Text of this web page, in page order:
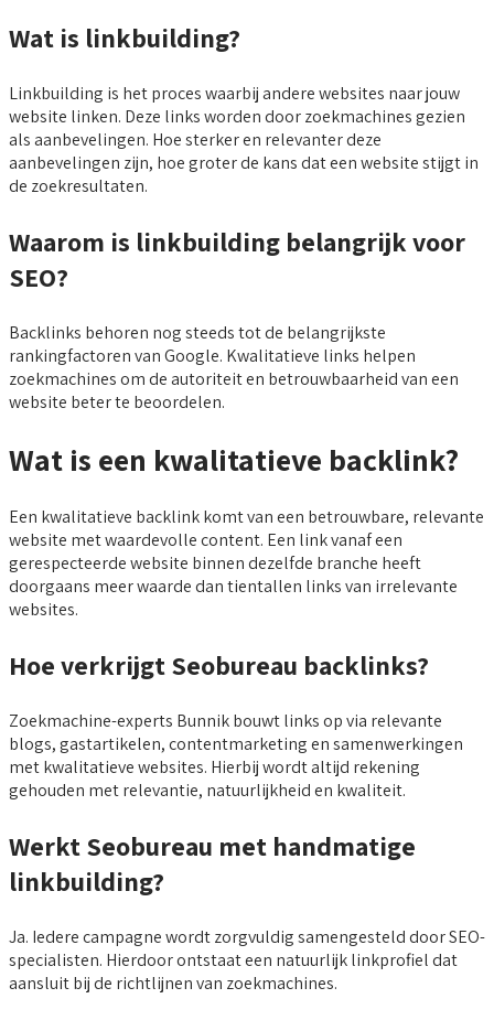
Wat is linkbuilding?
Linkbuilding is het proces waarbij andere websites naar jouw
website linken. Deze links worden door zoekmachines gezien
als aanbevelingen. Hoe sterker en relevanter deze
aanbevelingen zijn, hoe groter de kans dat een website stijgt in
de zoekresultaten.
Waarom is linkbuilding belangrijk voor
SEO?
Backlinks behoren nog steeds tot de belangrijkste
rankingfactoren van Google. Kwalitatieve links helpen
zoekmachines om de autoriteit en betrouwbaarheid van een
website beter te beoordelen.
Wat is een kwalitatieve backlink?
Een kwalitatieve backlink komt van een betrouwbare, relevante
website met waardevolle content. Een link vanaf een
gerespecteerde website binnen dezelfde branche heeft
doorgaans meer waarde dan tientallen links van irrelevante
websites.
Hoe verkrijgt Seobureau backlinks?
Zoekmachine-experts Bunnik bouwt links op via relevante
blogs, gastartikelen, contentmarketing en samenwerkingen
met kwalitatieve websites. Hierbij wordt altijd rekening
gehouden met relevantie, natuurlijkheid en kwaliteit.
Werkt Seobureau met handmatige
linkbuilding?
Ja. Iedere campagne wordt zorgvuldig samengesteld door SEO-
specialisten. Hierdoor ontstaat een natuurlijk linkprofiel dat
aansluit bij de richtlijnen van zoekmachines.